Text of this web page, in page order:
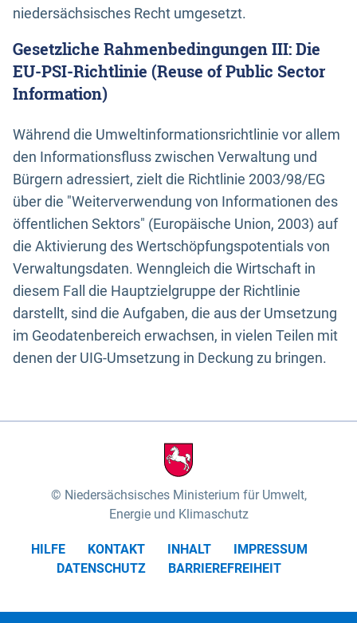
niedersächsisches Recht umgesetzt.
Gesetzliche Rahmenbedingungen III: Die
EU-PSI-Richtlinie (Reuse of Public Sector
Information)
Während die Umweltinformationsrichtlinie vor allem
den Informationsfluss zwischen Verwaltung und
Bürgern adressiert, zielt die Richtlinie 2003/98/EG
über die "Weiterverwendung von Informationen des
öffentlichen Sektors" (Europäische Union, 2003) auf
die Aktivierung des Wertschöpfungspotentials von
Verwaltungsdaten. Wenngleich die Wirtschaft in
diesem Fall die Hauptzielgruppe der Richtlinie
darstellt, sind die Aufgaben, die aus der Umsetzung
im Geodatenbereich erwachsen, in vielen Teilen mit
denen der UIG-Umsetzung in Deckung zu bringen.
Niedersächsisches Ministerium für Umwelt,
Energie und Klimaschutz
HILFE KONTAKT INHALT
IMPRESSUM
DATENSCHUTZ
BARRIEREFREIHEIT